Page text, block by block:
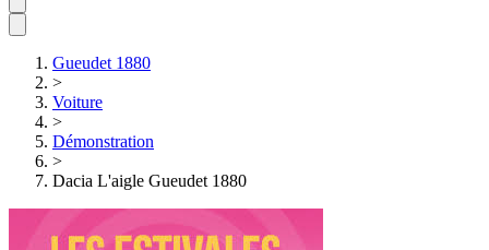
Gueudet 1880
>
Voiture
>
Démonstration
>
Dacia L'aigle Gueudet 1880